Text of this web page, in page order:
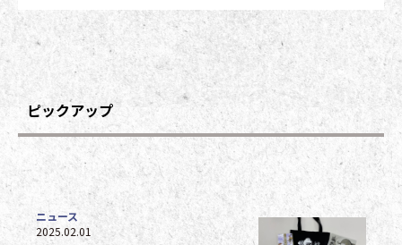
ピックアップ
ニュース
2025.02.01